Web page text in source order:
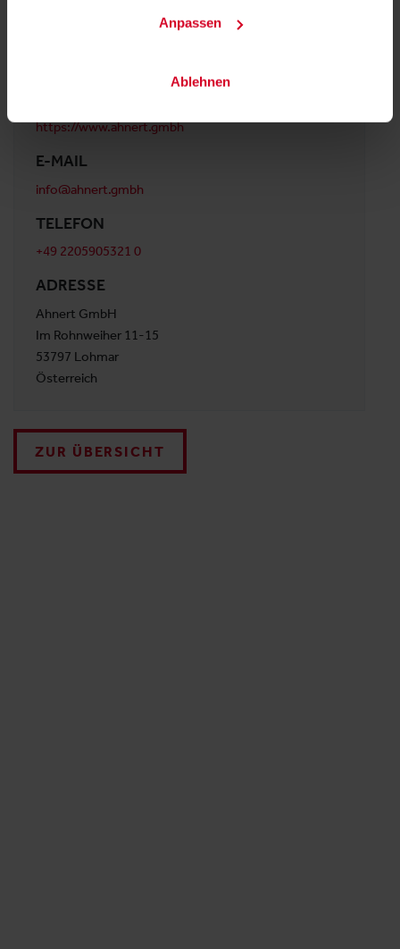
Anpassen
Ablehnen
https://www.ahnert.gmbh
E-MAIL
info@ahnert.gmbh
TELEFON
+49 2205905321 0
ADRESSE
Ahnert GmbH
Im Rohnweiher 11-15
53797 Lohmar
Österreich
ZUR ÜBERSICHT